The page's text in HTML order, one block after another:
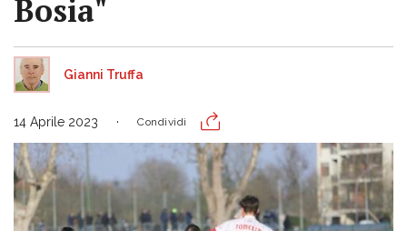
Bosia"
Gianni Truffa
14 Aprile 2023 Condividi